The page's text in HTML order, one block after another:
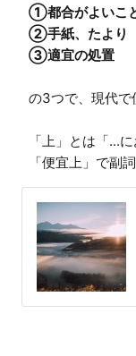
①都合がよいこ
②手紙、たより
の3つで、現代で
「上」とは「...
「便宜上」で副